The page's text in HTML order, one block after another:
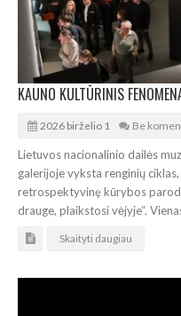
2026 birželio 1 Be
Lietuvos nacionalinio dailės
galerijoje vyksta renginių
retrospektyvinę kūrybos
drauge, plaikstosi vėjyje“.
Skaityti daugiau